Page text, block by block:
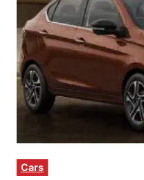
Cars